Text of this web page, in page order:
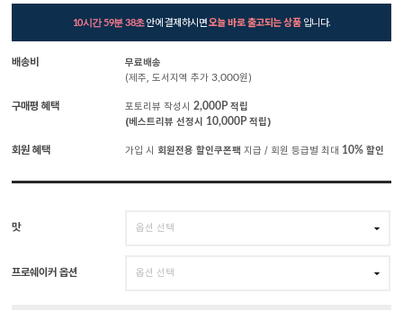
10시간 59분 37초안에 결제하시면오늘 바로 출고되는 상품입니다.
배송비
무료배송
(제주, 도서지역 추가 3,000원)
구매평 혜택 포토리뷰 작성시 2,000P적립
(베스트리뷰 선정시 10,000P적립)
회원 혜택 가입 시 회원전용 할인쿠폰팩 지급 / 회원 등급별 최대 10%할인
맛
프로쉐이커 옵션